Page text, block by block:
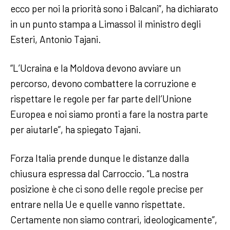
ecco per noi la priorità sono i Balcani”, ha dichiarato
in un punto stampa a Limassol il ministro degli
Esteri, Antonio Tajani.
“L’Ucraina e la Moldova devono avviare un
percorso, devono combattere la corruzione e
rispettare le regole per far parte dell’Unione
Europea e noi siamo pronti a fare la nostra parte
per aiutarle”, ha spiegato Tajani.
Forza Italia prende dunque le distanze dalla
chiusura espressa dal Carroccio. “La nostra
posizione è che ci sono delle regole precise per
entrare nella Ue e quelle vanno rispettate.
Certamente non siamo contrari, ideologicamente”,